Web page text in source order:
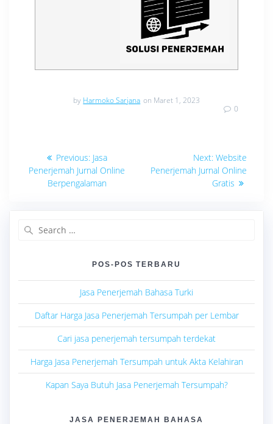
by Harmoko Sarjana on Maret 1, 2023
0
Navigasi
pos
Previous: Previous
post:
Jasa
Penerjemah Jurnal Online
Berpengalaman
Next: Next
post:
Website
Penerjemah Jurnal Online
Gratis
POS-POS TERBARU
Jasa Penerjemah Bahasa Turki
Daftar Harga Jasa Penerjemah Tersumpah per Lembar
Cari jasa penerjemah tersumpah terdekat
Harga Jasa Penerjemah Tersumpah untuk Akta Kelahiran
Kapan Saya Butuh Jasa Penerjemah Tersumpah?
JASA PENERJEMAH BAHASA